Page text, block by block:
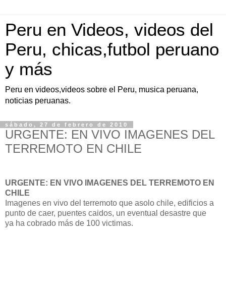
Peru en Videos, videos del
Peru, chicas,futbol peruano
y más
Peru en videos,videos sobre el Peru, musica peruana,
noticias peruanas.
sábado, 27 de febrero de 2010
URGENTE: EN VIVO IMAGENES DEL
TERREMOTO EN CHILE
URGENTE: EN VIVO IMAGENES DEL TERREMOTO EN
CHILE
Imagenes en vivo del terremoto que asolo chile, edificios a
punto de caer, puentes caidos, un eventual desastre que
ya ha cobrado más de 100 victimas.